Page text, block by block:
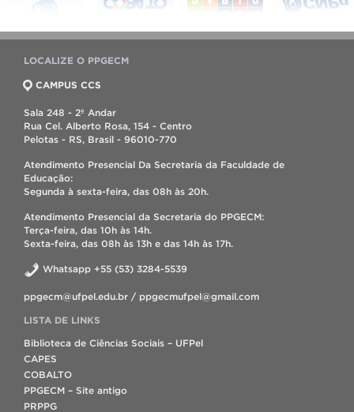
LOCALIZE O PPGECM
CAMPUS CCS
Sala 248 - 2º Andar
Rua Cel. Alberto Rosa, 154 - Centro
Pelotas - RS, Brasil - 96010-770
Atendimento Presencial Da Secretaria da Faculdade de
Educação:
Segunda à sexta-feira, das 08h às 20h.
Atendimento Presencial da Secretaria do PPGECM:
Terça-feira, das 10h às 14h.
Sexta-feira, das 08h às 13h e das 14h às 17h.
Whatsapp +55 (53) 3284-5539
ppgecm@ufpel.edu.br / ppgecmufpel@gmail.com
LISTA DE LINKS
Biblioteca de Ciências Sociais – UFPel
CAPES
COBALTO
PPGECM – Site antigo
PRPPG